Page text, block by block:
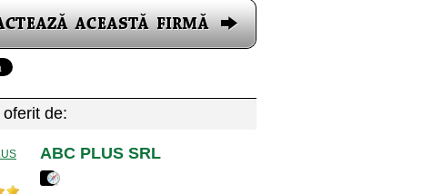
de:
ABC PLUS SRL